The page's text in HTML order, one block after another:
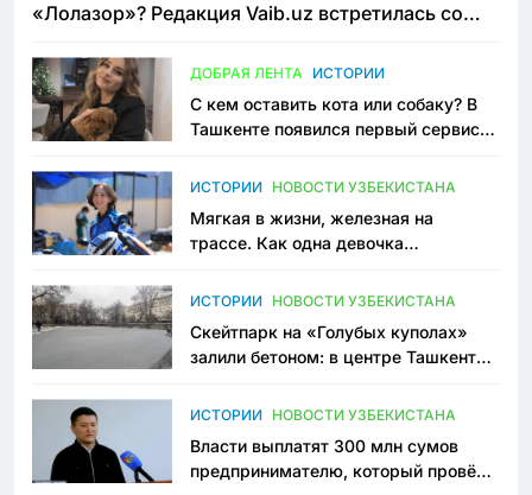
«Лолазор»? Редакция Vaib.uz встретилась со
ДОБРАЯ ЛЕНТА ИСТОРИИ
С кем оставить кота или собаку? В
Ташкенте появился первый сервис
ИСТОРИИ НОВОСТИ УЗБЕКИСТАНА
Мягкая в жизни, железная на
трассе. Как одна девочка
Узбекистане
ИСТОРИИ НОВОСТИ УЗБЕКИСТАНА
Скейтпарк на «Голубых куполах»
залили бетоном: в центре Ташкента
пространство
ИСТОРИИ НОВОСТИ УЗБЕКИСТАНА
Власти выплатят 300 млн сумов
предпринимателю, который провёл